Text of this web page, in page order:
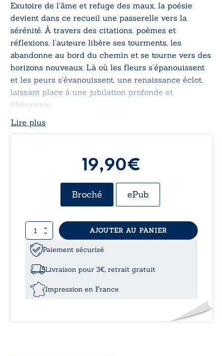
Exutoire de l’âme et refuge des maux, la poésie
devient dans ce recueil une passerelle vers la
sérénité. À travers des citations, poèmes et
réflexions, l’auteure libère ses tourments, les
abandonne au bord du chemin et se tourne vers des
horizons nouveaux. Là où les fleurs s’épanouissent
et les peurs s’évanouissent, une renaissance éclot,
laissant place à une jubilation profonde et
libératrice.
Lire plus
19,90€
Broché ePub
quantité
de
Poésie
quand
tu
tiens
AJOUTER AU PANIER
Paiement sécurisé
Livraison pour 3€, retrait gratuit
Impression en France